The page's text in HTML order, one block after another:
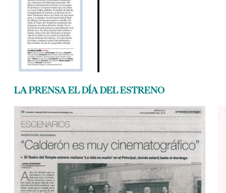
LA PRENSA EL DÍA DEL ESTRENO